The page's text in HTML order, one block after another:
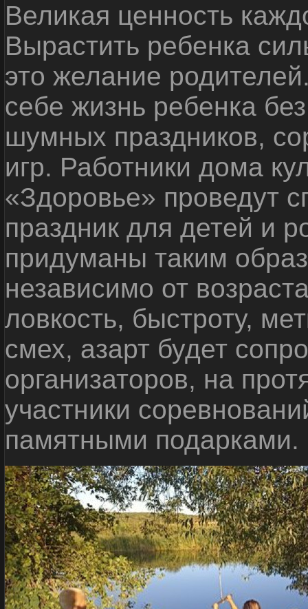
Великая ценность
Вырастить ребенка
это желание
себе жизнь ребенка
шумных праздников,
игр. Работники дома
«Здоровье» проведут
праздник для детей и
придуманы таким
независимо от
ловкость, быстроту,
смех, азарт будет
организаторов, на
участники
памятными подарками.